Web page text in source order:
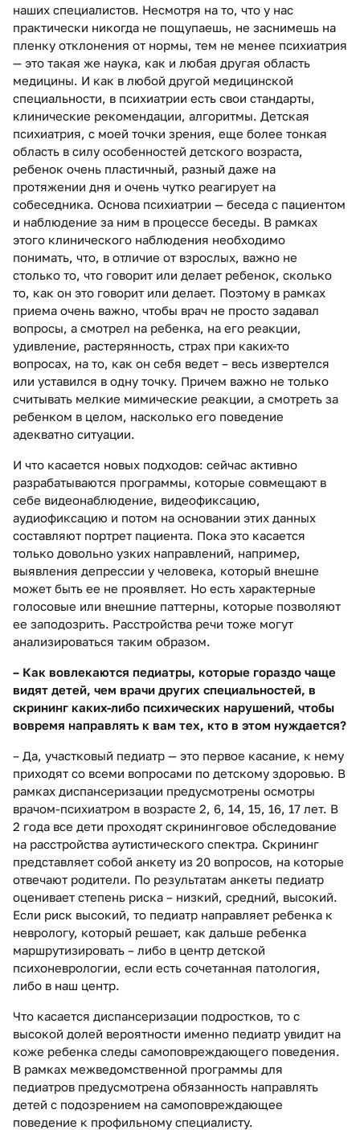
наших специалистов. Несмотря на то, что у нас
практически никогда не пощупаешь, не заснимешь на
пленку отклонения от нормы, тем не менее психиатрия
— это такая же наука, как и любая другая область
медицины. И как в любой другой медицинской
специальности, в психиатрии есть свои стандарты,
клинические рекомендации, алгоритмы. Детская
психиатрия, с моей точки зрения, еще более тонкая
область в силу особенностей детского возраста,
ребенок очень пластичный, разный даже на
протяжении дня и очень чутко реагирует на
собеседника. Основа психиатрии — беседа с пациентом
и наблюдение за ним в процессе беседы. В рамках
этого клинического наблюдения необходимо
понимать, что, в отличие от взрослых, важно не
столько то, что говорит или делает ребенок, сколько
то, как он это говорит или делает. Поэтому в рамках
приема очень важно, чтобы врач не просто задавал
вопросы, а смотрел на ребенка, на его реакции,
удивление, растерянность, страх при каких-то
вопросах, на то, как он себя ведет – весь извертелся
или уставился в одну точку. Причем важно не только
считывать мелкие мимические реакции, а смотреть за
ребенком в целом, насколько его поведение
адекватно ситуации.
И что касается новых подходов: сейчас активно
разрабатываются программы, которые совмещают в
себе видеонаблюдение, видеофиксацию,
аудиофиксацию и потом на основании этих данных
составляют портрет пациента. Пока это касается
только довольно узких направлений, например,
выявления депрессии у человека, который внешне
может быть ее не проявляет. Но есть характерные
голосовые или внешние паттерны, которые позволяют
ее заподозрить. Расстройства речи тоже могут
анализироваться таким образом.
– Как вовлекаются педиатры, которые гораздо чаще
видят детей, чем врачи других специальностей, в
скрининг каких-либо психических нарушений, чтобы
вовремя направлять к вам тех, кто в этом нуждается?
– Да, участковый педиатр — это первое касание, к нему
приходят со всеми вопросами по детскому здоровью. В
рамках диспансеризации предусмотрены осмотры
врачом-психиатром в возрасте 2, 6, 14, 15, 16, 17 лет. В
2 года все дети проходят скрининговое обследование
на расстройства аутистического спектра. Скрининг
представляет собой анкету из 20 вопросов, на которые
отвечают родители. По результатам анкеты педиатр
оценивает степень риска – низкий, средний, высокий.
Если риск высокий, то педиатр направляет ребенка к
неврологу, который решает, как дальше ребенка
маршрутизировать – либо в центр детской
психоневрологии, если есть сочетанная патология,
либо в наш центр.
Что касается диспансеризации подростков, то с
высокой долей вероятности именно педиатр увидит на
коже ребенка следы самоповреждающего поведения.
В рамках межведомственной программы для
педиатров предусмотрена обязанность направлять
детей с подозрением на самоповреждающее
поведение к профильному специалисту.